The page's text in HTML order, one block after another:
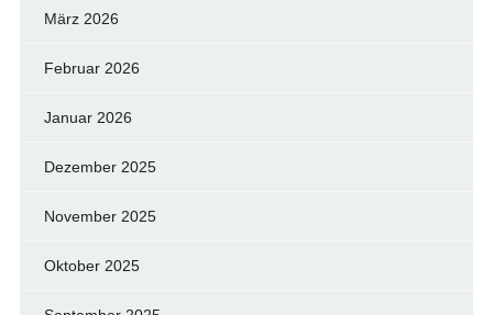
März 2026
Februar 2026
Januar 2026
Dezember 2025
November 2025
Oktober 2025